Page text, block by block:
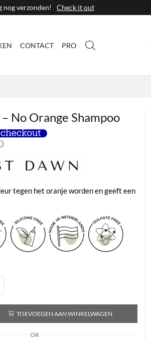
nog verzonden! Check it out
CONTACT PRO
No Orange Shampoo
Prijsklasse:
tegen het oranje worden en geeft een
TOEVOEGEN AAN WINKELWAGEN
OR